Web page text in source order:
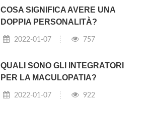
COSA SIGNIFICA AVERE UNA
DOPPIA PERSONALITÀ?
2022-01-07 757
QUALI SONO GLI INTEGRATORI
PER LA MACULOPATIA?
2022-01-07 922